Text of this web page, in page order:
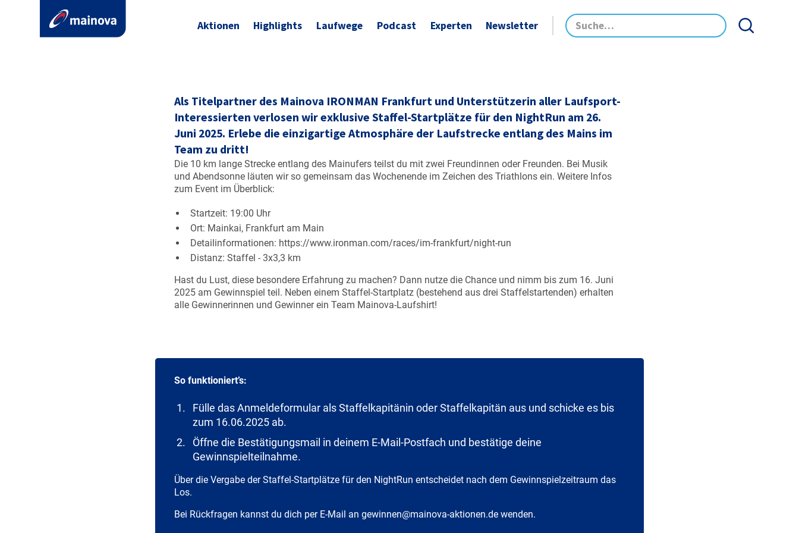
Aktionen Highlights Laufwege Podcast Experten Newsletter
Als Titelpartner des Mainova IRONMAN Frankfurt und Unterstützerin aller Laufsport-
Interessierten verlosen wir exklusive Staffel-Startplätze für den NightRun am 26.
Juni 2025. Erlebe die einzigartige Atmosphäre der Laufstrecke entlang des Mains im
Team zu dritt!
Die 10 km lange Strecke entlang des Mainufers teilst du mit zwei Freundinnen oder Freunden. Bei Musik
und Abendsonne läuten wir so gemeinsam das Wochenende im Zeichen des Triathlons ein. Weitere Infos
zum Event im Überblick:
Startzeit: 19:00 Uhr
Ort: Mainkai, Frankfurt am Main
Detailinformationen: https://www.ironman.com/races/im-frankfurt/night-run
Distanz: Staffel - 3x3,3 km
Hast du Lust, diese besondere Erfahrung zu machen? Dann nutze die Chance und nimm bis zum 16. Juni
2025 am Gewinnspiel teil. Neben einem Staffel-Startplatz (bestehend aus drei Staffelstartenden) erhalten
alle Gewinnerinnen und Gewinner ein Team Mainova-Laufshirt!
So funktioniert’s:
Fülle das Anmeldeformular als Staffelkapitänin oder Staffelkapitän aus und schicke es bis
zum 16.06.2025 ab.
Öffne die Bestätigungsmail in deinem E-Mail-Postfach und bestätige deine
Gewinnspielteilnahme.
Über die Vergabe der Staffel-Startplätze für den NightRun entscheidet nach dem Gewinnspielzeitraum das
Los.
Bei Rückfragen kannst du dich per E-Mail an gewinnen@mainova-aktionen.de wenden.